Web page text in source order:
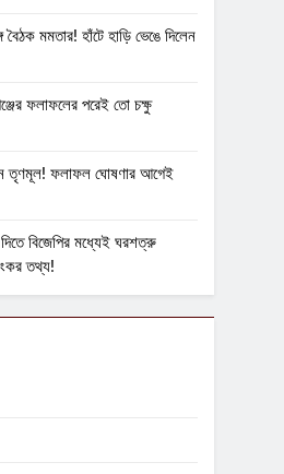
বৈঠক মমতার! হাঁটে হাড়ি ভেঙে দিলেন
ফলাফলের পরেই তো চক্ষু
তৃণমূল! ফলাফল ঘোষণার আগেই
বিজেপির মধ্যেই ঘরশত্রু
তথ্য!